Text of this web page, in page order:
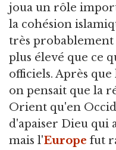
joua un rôle
la cohésion
très
plus élevé que ce
officiels. Après que
on pensait que la
Orient qu'en
d'apaiser Dieu qui
mais l'Europe fut